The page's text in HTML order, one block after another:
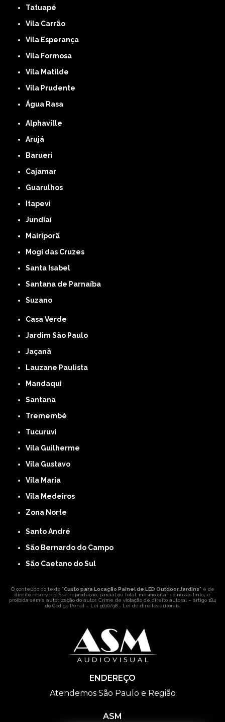
Tatuapé
Vila Carrão
Vila Esperança
Vila Formosa
Vila Matilde
Vila Prudente
Água Rasa
Alphaville
Arujá
Barueri
Cajamar
Guarulhos
Itapevi
Jundiaí
Mairiporã
Mogi das Cruzes
Santa Isabel
Santana de Parnaíba
Suzano
Casa Verde
Jardim São Paulo
Jaçanã
Lauzane Paulista
Mandaqui
Santana
Tremembé
Tucuruvi
Vila Guilherme
Vila Gustavo
Vila Maria
Vila Medeiros
Zona Norte
Santo André
São Bernardo do Campo
São Caetano do Sul
O conteúdo do texto "Custo para Locação Painel de LED Outdoor Jardins" é de
direito reservado. Sua reprodução, parcial ou total, mesmo citando nossos links, é
proibida sem a autorização do autor. Crime de violação de direito autoral – artigo 184
do Código Penal – Lei 9610/98 - Lei de direitos autorais.
ENDEREÇO
Atendemos São Paulo e Região
ASM